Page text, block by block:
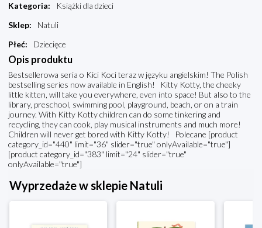
Kategoria:
Książki dla dzieci
Sklep:
Natuli
Płeć: Dziecięce
Opis produktu
Bestsellerowa seria o Kici Koci teraz w języku angielskim! The Polish
bestselling series now available in English! Kitty Kotty, the cheeky
little kitten, will take you everywhere, even into space! But also to the
library, preschool, swimming pool, playground, beach, or on a train
journey. With Kitty Kotty children can do some tinkering and
recycling, they can cook, play musical instruments and much more!
Children will never get bored with Kitty Kotty! Polecane [product
category_id="440" limit="36" slider="true" onlyAvailable="true"]
[product category_id="383" limit="24" slider="true"
onlyAvailable="true"]
Wyprzedaże w sklepie Natuli